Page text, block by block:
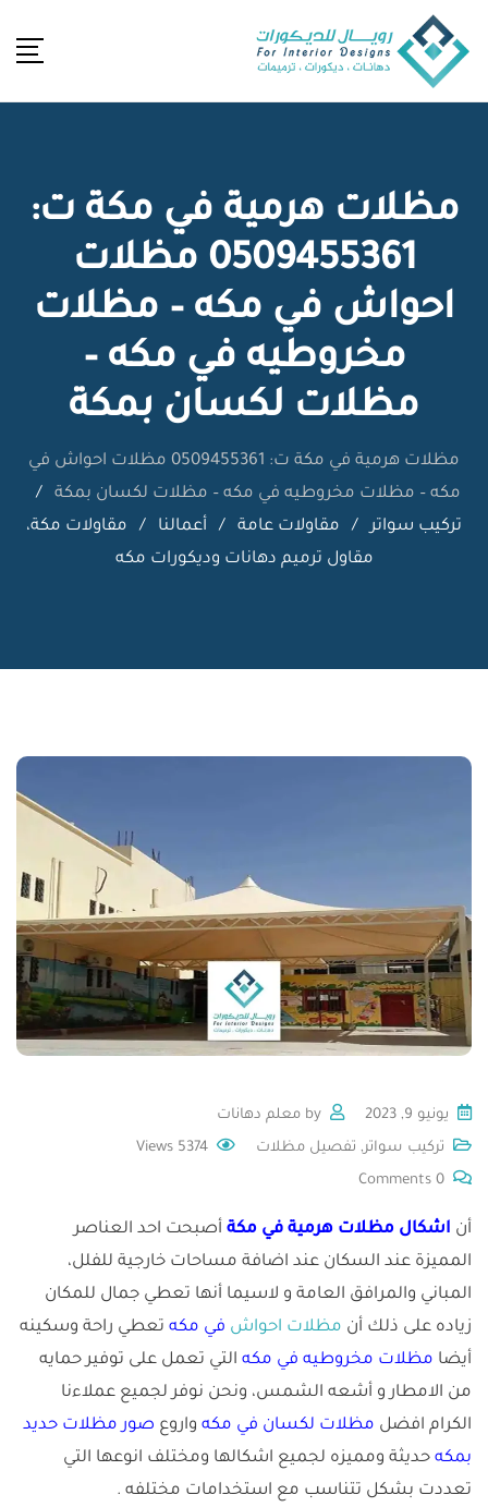
content
مظلات هرمية في مكة ت:
0509455361 مظلات
احواش في مكه – مظلات
مخروطيه في مكه –
مظلات لكسان بمكة
مظلات هرمية في مكة ت: 0509455361 مظلات احواش في
مكه – مظلات مخروطيه في مكه – مظلات لكسان بمكة
/
تركيب سواتر
/ مقاولات عامة / أعمالنا /
مقاولات مكة،
مقاول ترميم دهانات وديكورات مكه
يونيو 9, 2023 by معلم دهانات
تركيب سواتر, تفصيل مظلات 5374
0
أن اشكال مظلات هرمية في مكة أصبحت احد العناصر
المميزة عند السكان عند اضافة مساحات خارجية للفلل،
المباني والمرافق العامة و لاسيما أنها تعطي جمال للمكان
زياده على ذلك أن مظلات احواش في مكه تعطي راحة وسكينه
أيضا مظلات مخروطيه في مكه التي تعمل على توفير حمايه
من الامطار و أشعه الشمس، ونحن نوفر لجميع عملاءنا
الكرام افضل مظلات لكسان في مكه واروع صور مظلات حديد
بمكه حديثة ومميزه لجميع اشكالها ومختلف انوعها التي
تعددت بشكل تتناسب مع استخدامات مختلفه .